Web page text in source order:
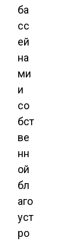
ба
сс
ей
на
ми
и
со
бст
ве
нн
ой
бл
аго
уст
ро